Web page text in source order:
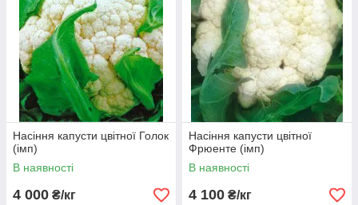
Насіння капусти цвітної Голок
(імп)
В наявності
4 000 ₴/кг
Насіння капусти цвітної
Фрюенте (імп)
В наявності
4 100 ₴/кг